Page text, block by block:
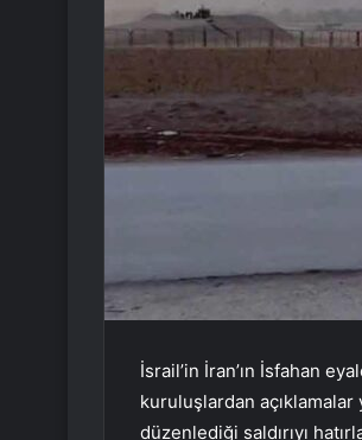
İsrail’in İran’ın İsfahan
kuruluşlardan açıklamalar
düzenlediği saldırıyı